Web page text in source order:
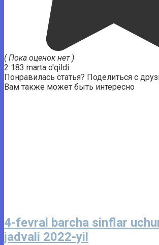
( Пока оценок нет )
2 183 marta o'qildi
Понравилась статья? Поделиться с
Вам также может быть интересно
4-fevral barcha sinflar
jadvali 2022-yil